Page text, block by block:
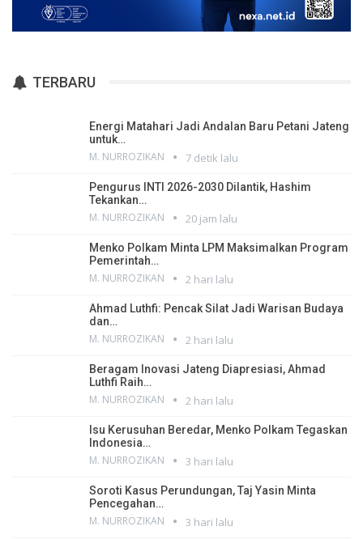
TERBARU
Energi Matahari Jadi Andalan Baru Petani Jateng
untuk…
M. NURROZIKAN 7 detik lalu
Pengurus INTI 2026-2030 Dilantik, Hashim
Tekankan…
M. NURROZIKAN 20 jam lalu
Menko Polkam Minta LPM Maksimalkan Program
Pemerintah…
M. NURROZIKAN 2 hari lalu
Ahmad Luthfi: Pencak Silat Jadi Warisan Budaya
dan…
M. NURROZIKAN 2 hari lalu
Beragam Inovasi Jateng Diapresiasi, Ahmad
Luthfi Raih…
M. NURROZIKAN 2 hari lalu
Isu Kerusuhan Beredar, Menko Polkam Tegaskan
Indonesia…
M. NURROZIKAN 3 hari lalu
Soroti Kasus Perundungan, Taj Yasin Minta
Pencegahan…
M. NURROZIKAN 3 hari lalu